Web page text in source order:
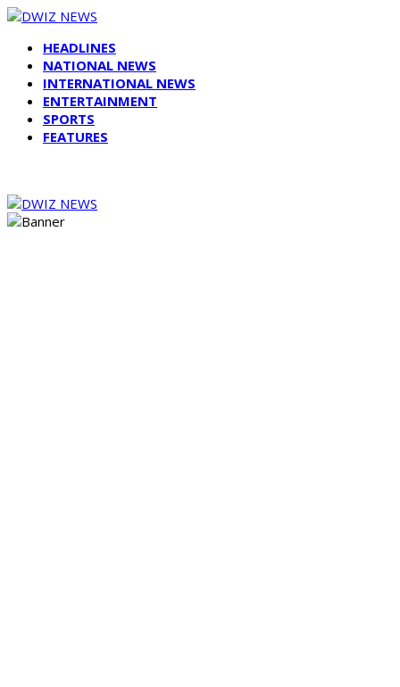
HEADLINES
NATIONAL NEWS
INTERNATIONAL NEWS
ENTERTAINMENT
SPORTS
FEATURES